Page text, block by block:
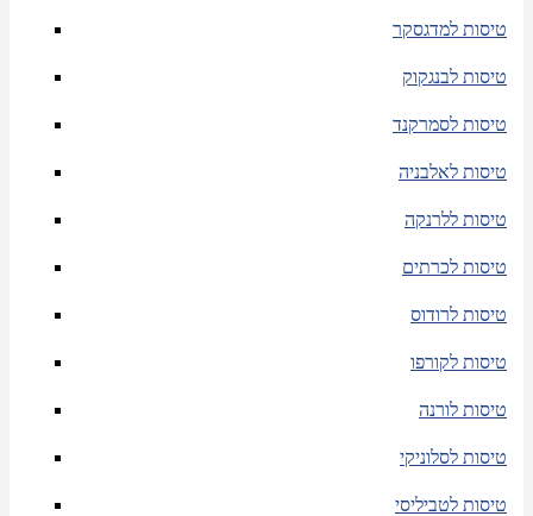
טיסות למדגסקר
טיסות לבנגקוק
טיסות לסמרקנד
טיסות לאלבניה
טיסות ללרנקה
טיסות לכרתים
טיסות לרודוס
טיסות לקורפו
טיסות לורנה
טיסות לסלוניקי
טיסות לטביליסי